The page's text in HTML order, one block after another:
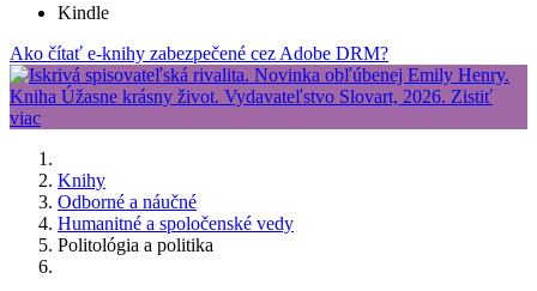
Kindle
Ako čítať e-knihy zabezpečené cez Adobe DRM?
Knihy
Odborné a náučné
Humanitné a spoločenské vedy
Politológia a politika